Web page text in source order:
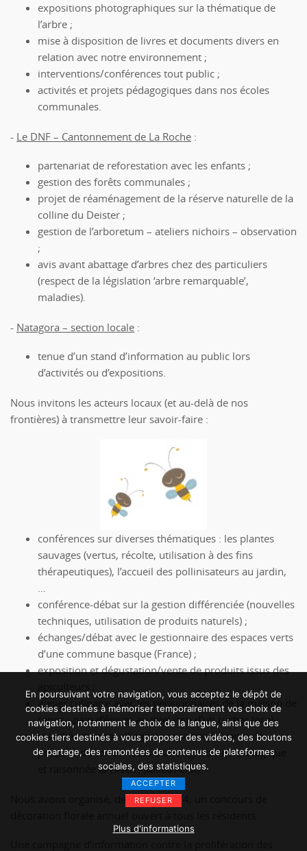
En poursuivant votre navigation, vous acceptez le dépôt de
cookies destinés à mémoriser temporairement vos choix de
navigation, notamment le choix de la langue, ainsi que des
cookies tiers destinés à vous proposer des vidéos, des boutons
de partage, des remontées de contenus de plateformes
sociales, des statistiques.
ACCEPTER
REFUSER
Plus d'informations
expositions photographiques sur la thématique de
l’arbre ;
mise à disposition de livres et documents divers en
relation avec notre environnement ;
interventions/conférences tout public ;
activités et projets pédagogiques dans nos écoles
communales.
- Le DNF – Cantonnement de La Roche :
partenariat de reforestation avec les enfants ;
gestion des forêts communales ;
projet de réaménagement de la réserve naturelle de la
colline du Deister ;
gestion de l’arboretum – ateliers nichoirs – observation
;
avis avant abattage d’arbres chez des particuliers
(respect de la législation ‘arbre remarquable’,
maladies).
- Natagora – section locale :
tenue d’un stand d’information au public lors
d’activités ou d’expositions.
Nous invitons les acteurs locaux (et au-delà de nos
frontières) à transmettre leur savoir-faire :
conférences sur diverses thématiques : les plantes
sauvages (vertus, récolte, utilisation à des fins
thérapeutiques), l’accueil des pollinisateurs au jardin,
…
conférence-débat sur la gestion différenciée (nouvelles
techniques, utilisation de produits naturels) ;
échanges/débat avec le gestionnaire des espaces verts
d’une commune basque (France) ;
exposition et dégustation/vente de produits issus des
atelier culinaire avec les pensionnaires de la maison de
repos : pain d’épices au miel issu d’un rucher local ;
marché artisanal villageois saisonnier : vente de
produits du terroir issus d’une agriculture biologique
et raisonnée (à Hives : Juillet/Août).
Nous avons organisé, de 2002 à 2014, un concours de